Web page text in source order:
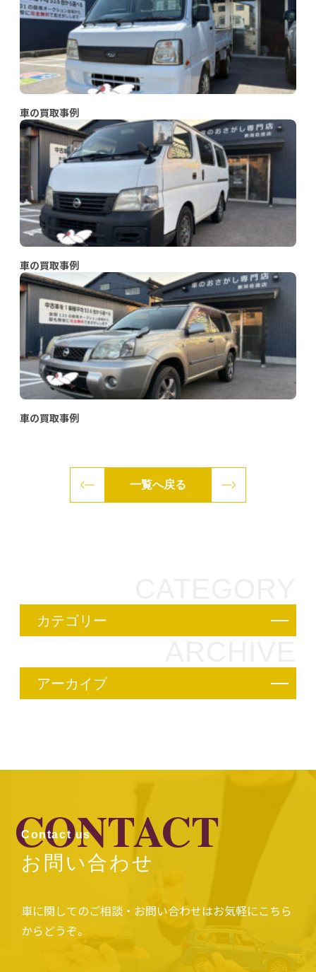
車の買取事例
車の買取事例
車の買取事例
一覧へ戻る
カテゴリー
アーカイブ
CONTACT
Contact us
お問い合わせ
車に関してのご相談・お問い合わせはお気軽にこちら
からどうぞ。